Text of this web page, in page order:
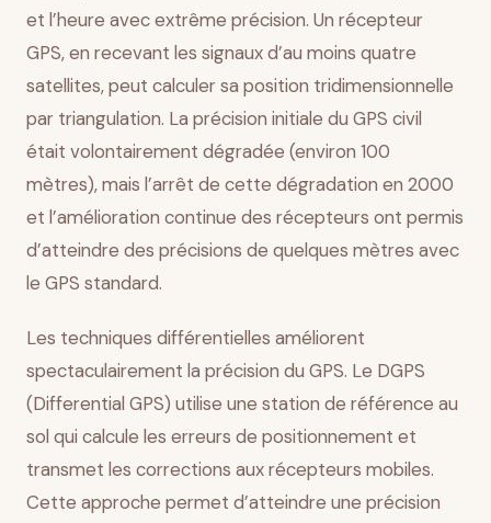
et l’heure avec extrême précision. Un récepteur
GPS, en recevant les signaux d’au moins quatre
satellites, peut calculer sa position tridimensionnelle
par triangulation. La précision initiale du GPS civil
était volontairement dégradée (environ 100
mètres), mais l’arrêt de cette dégradation en 2000
et l’amélioration continue des récepteurs ont permis
d’atteindre des précisions de quelques mètres avec
le GPS standard.
Les techniques différentielles améliorent
spectaculairement la précision du GPS. Le DGPS
(Differential GPS) utilise une station de référence au
sol qui calcule les erreurs de positionnement et
transmet les corrections aux récepteurs mobiles.
Cette approche permet d’atteindre une précision